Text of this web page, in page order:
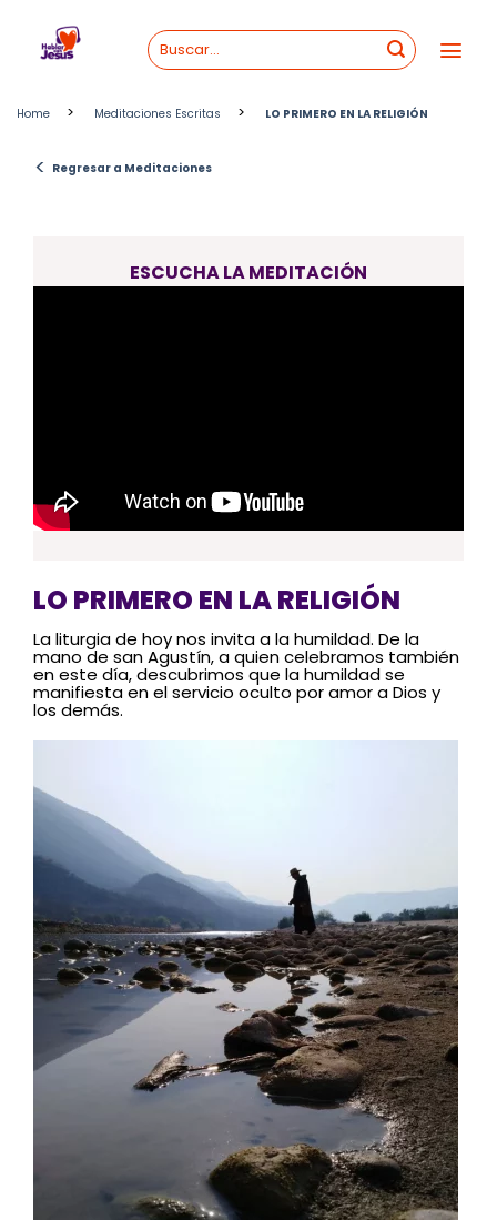
content
Home > Meditaciones Escritas > LO PRIMERO EN LA RELIGIÓN
< Regresar a Meditaciones
ESCUCHA LA MEDITACIÓN
LO PRIMERO EN LA RELIGIÓN
La liturgia de hoy nos invita a la humildad. De la
mano de san Agustín, a quien celebramos también
en este día, descubrimos que la humildad se
manifiesta en el servicio oculto por amor a Dios y
los demás.